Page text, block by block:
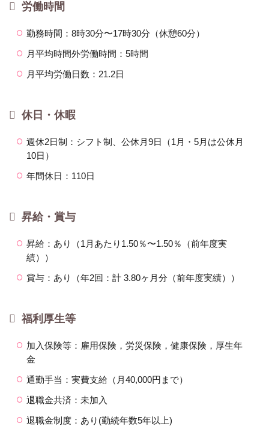
労働時間
勤務時間：8時30分〜17時30分（休憩60分）
月平均時間外労働時間：5時間
月平均労働日数：21.2日
休日・休暇
週休2日制：シフト制、公休月9日（1月・5月は公休月
10日）
年間休日：110日
昇給・賞与
昇給：あり（1月あたり1.50％〜1.50％（前年度実
績））
賞与：あり（年2回：計 3.80ヶ月分（前年度実績））
福利厚生等
加入保険等：雇用保険，労災保険，健康保険，厚生年
金
通勤手当：実費支給（月40,000円まで）
退職金共済：未加入
退職金制度：あり(勤続年数5年以上)